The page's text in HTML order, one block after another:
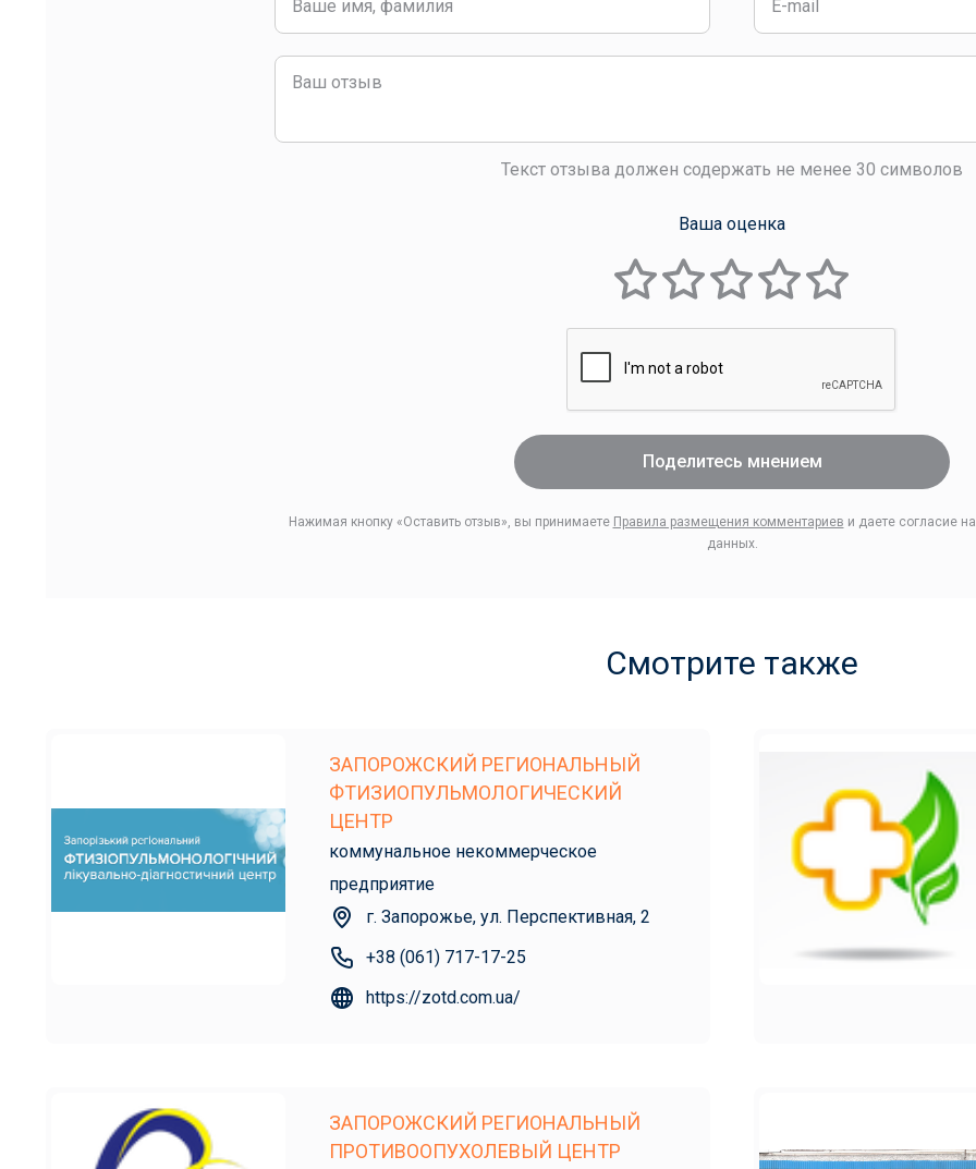
Текст отзыва должен содержать не менее 30 символов
Ваша оценка
Поделитесь мнением
Нажимая кнопку «Оставить отзыв», вы принимаете Правила размещения комментариев и даете согласие
данных.
Смотрите также
ЗАПОРОЖСКИЙ РЕГИОНАЛЬНЫЙ
ФТИЗИОПУЛЬМОЛОГИЧЕСКИЙ
ЦЕНТР
коммунальное некоммерческое
предприятие
г. Запорожье, ул. Перспективная, 2
+38 (061) 717-17-25
https://zotd.com.ua/
ЗАПОРОЖСКИЙ РЕГИОНАЛЬНЫЙ
ПРОТИВООПУХОЛЕВЫЙ ЦЕНТР